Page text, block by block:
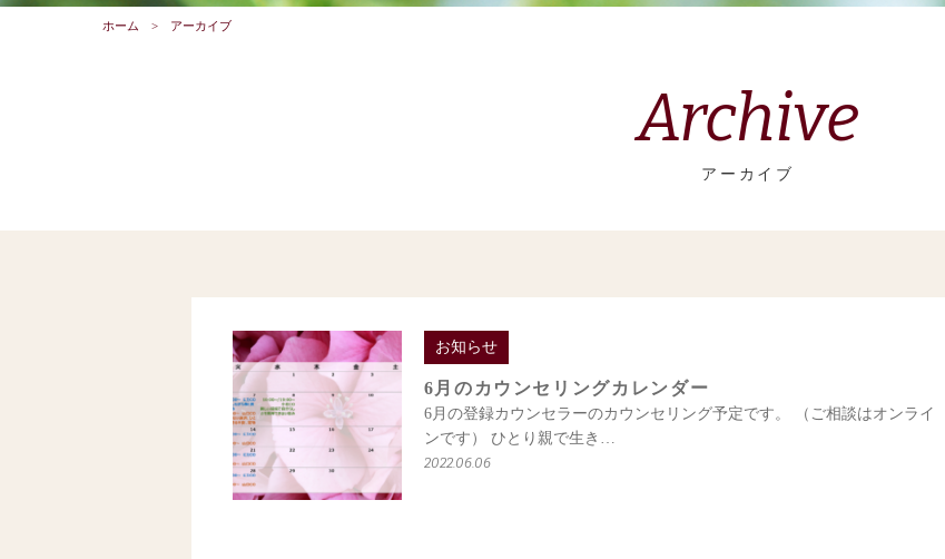
ホーム アーカイブ
Archive
アーカイブ
お知らせ
6月のカウンセリングカレンダー
6月の登録カウンセラーのカウンセリング予定です。 （ご相談はオンライ
ンです） ひとり親で生き…
2022.06.06